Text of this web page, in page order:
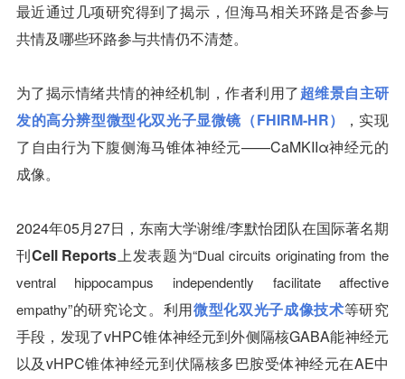
最近通过几项研究得到了揭示，但海马相关环路是否参与
共情及哪些环路参与共情仍不清楚。
为了揭示情绪共情的神经机制，作者利用了超维景自主研
发的高分辨型微型化双光子显微镜（FHIRM-HR）
，实现
了自由行为下腹侧海马锥体神经元——CaMKIIα神经元的
成像。
2024年05月27日，东南大学谢维/李默怡团队在国际著名期
刊Cell Reports上发表题为“Dual circuits originating from the
ventral hippocampus independently facilitate affective
empathy”的研究论文。利用微型化双光子成像技术等研究
手段，发现了vHPC锥体神经元到外侧隔核GABA能神经元
以及vHPC锥体神经元到伏隔核多巴胺受体神经元在AE中